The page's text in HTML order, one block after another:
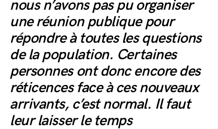
nous n’avons pas pu organiser
une réunion publique pour
répondre à toutes les questions
de la population. Certaines
personnes ont donc encore des
réticences face à ces nouveaux
arrivants, c’est normal. Il faut
leur laisser le temps